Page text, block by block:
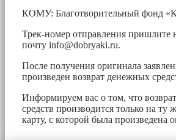
КОМУ: Благотворительный фонд
Трек-номер отправления пришлите
почту info@dobryaki.ru.
После получения оригинала
произведен возврат денежных
Информируем вас о том, что
средств производится только на ту
карту, с которой была произведена